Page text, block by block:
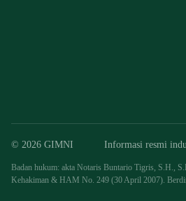
© 2026 GIMNI Informasi resmi
Badan hukum: akta Notaris Buntario Tigris, S.H.,
Kehakiman & HAM No. 249 (30 April 2007).